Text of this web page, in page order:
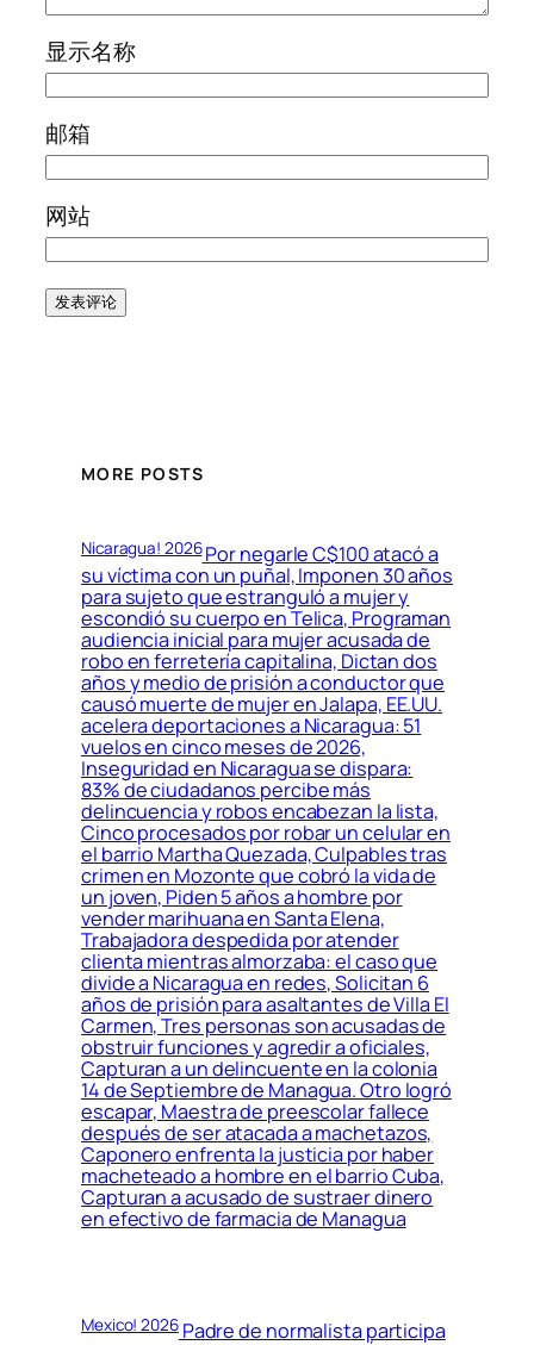
显示名称
邮箱
网站
MORE POSTS
Nicaragua! 2026Por negarle C$100 atacó a
su víctima con un puñal, Imponen 30 años
para sujeto que estranguló a mujer y
escondió su cuerpo en Telica, Programan
audiencia inicial para mujer acusada de
robo en ferretería capitalina, Dictan dos
años y medio de prisión a conductor que
causó muerte de mujer en Jalapa, EE.UU.
acelera deportaciones a Nicaragua: 51
vuelos en cinco meses de 2026,
Inseguridad en Nicaragua se dispara:
83% de ciudadanos percibe más
delincuencia y robos encabezan la lista,
Cinco procesados por robar un celular en
el barrio Martha Quezada, Culpables tras
crimen en Mozonte que cobró la vida de
un joven, Piden 5 años a hombre por
vender marihuana en Santa Elena,
Trabajadora despedida por atender
clienta mientras almorzaba: el caso que
divide a Nicaragua en redes, Solicitan 6
años de prisión para asaltantes de Villa El
Carmen, Tres personas son acusadas de
obstruir funciones y agredir a oficiales,
Capturan a un delincuente en la colonia
14 de Septiembre de Managua. Otro logró
escapar, Maestra de preescolar fallece
después de ser atacada a machetazos,
Caponero enfrenta la justicia por haber
macheteado a hombre en el barrio Cuba,
Capturan a acusado de sustraer dinero
en efectivo de farmacia de Managua
Mexico! 2026Padre de normalista participa